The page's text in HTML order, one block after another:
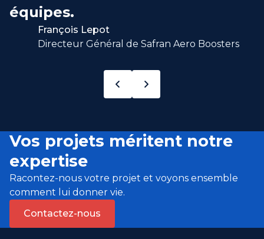
équipes.
François Lepot
Directeur Général de Safran Aero Boosters
Vos projets méritent notre
expertise
Racontez-nous votre projet et voyons ensemble
comment lui donner vie.
Contactez-nous